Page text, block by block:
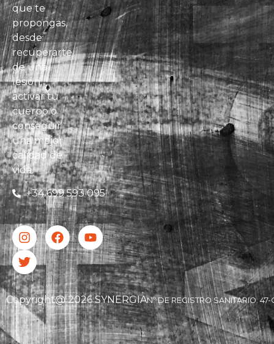
que te
propongas,
desde
recuperarte
de una
lesión,
activar tu
cuerpo o
conseguir
una mejor
calidad de
vida.
+34 699 593 095
Copyright@ 2026 SYNERGIANº DE REGISTRO SANITARIO: 47-